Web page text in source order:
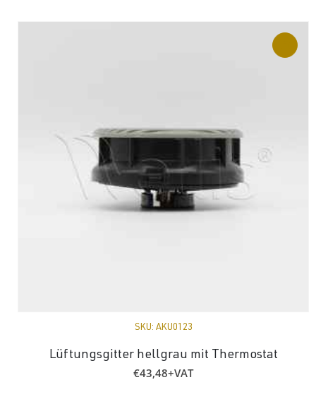
SKU: AKU0123
Lüftungsgitter hellgrau mit Thermostat
€43,48+VAT